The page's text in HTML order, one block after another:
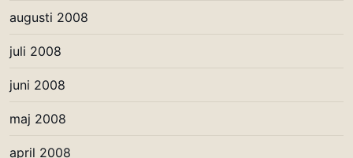
augusti 2008
juli 2008
juni 2008
maj 2008
april 2008